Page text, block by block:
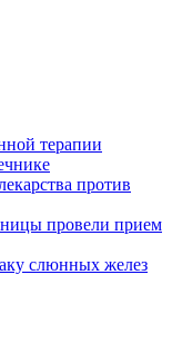
терапии
против
провели прием
слюнных желез